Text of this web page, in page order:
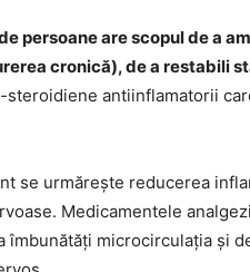
persoane are scopul de a
cronică), de a restabili
antiinflamatorii
se urmărește reducerea
Medicamentele
microcirculația și